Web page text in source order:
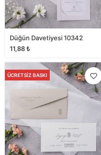
Düğün Davetiyesi 10342
11,88₺
ÜCRETSIZ BASKI